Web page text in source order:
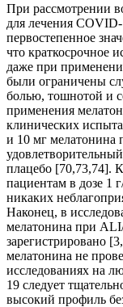
При рассмотрении
для лечения COVID-
первостепенное
что краткосрочное
даже при
были ограничены
болью, тошнотой и
применения
клинических
и 10 мг мелатонина
плацебо [70,73,74].
пациентам в дозе 1
никаких
Наконец, в
мелатонина при
зарегистрировано
мелатонина не
исследованиях на
19 следует
высокий профиль